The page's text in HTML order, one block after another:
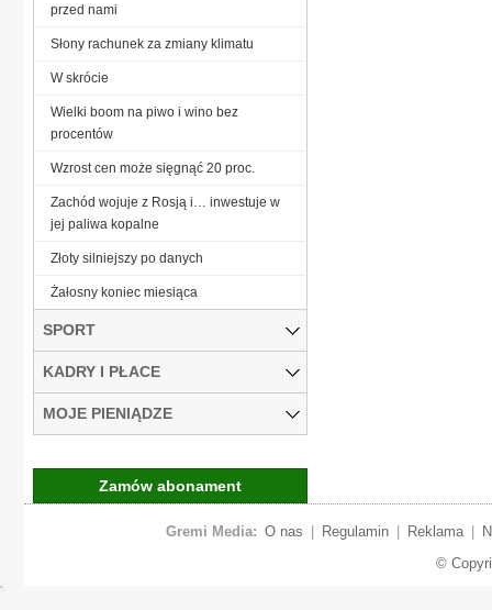
przed nami
Słony rachunek za zmiany klimatu
W skrócie
Wielki boom na piwo i wino bez
procentów
Wzrost cen może sięgnąć 20 proc.
Zachód wojuje z Rosją i… inwestuje w
jej paliwa kopalne
Złoty silniejszy po danych
Żałosny koniec miesiąca
SPORT
KADRY I PŁACE
MOJE PIENIĄDZE
Zamów abonament
Gremi Media: O nas Regulamin Reklama
©